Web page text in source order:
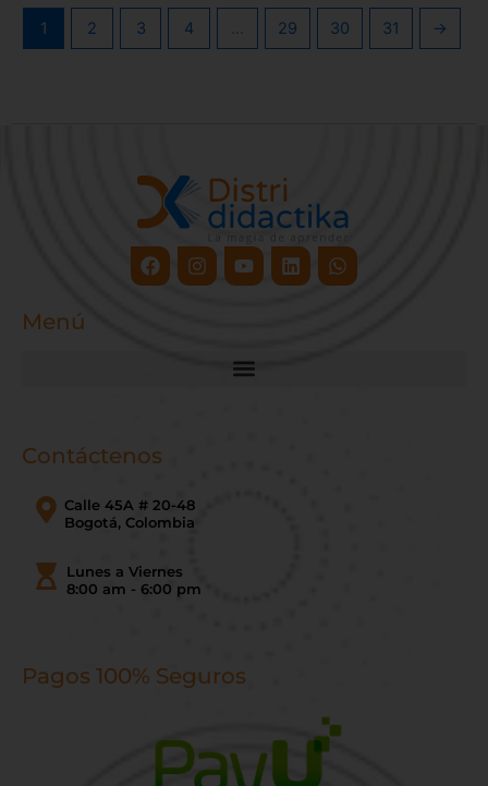
1 2 3 4 29 30 31 →
FacebookInstagram
YoutubeLinkedinWhatsapp
Menú
Contáctenos
Calle 45A # 20-48
Bogotá, Colombia
Lunes a Viernes
8:00 am - 6:00 pm
Pagos 100% Seguros